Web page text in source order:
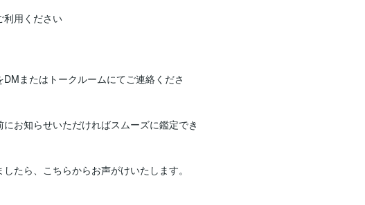
利用ください
またはトークルームにてご連絡くださ
お知らせいただければスムーズに鑑定でき
たら、こちらからお声がけいたします。